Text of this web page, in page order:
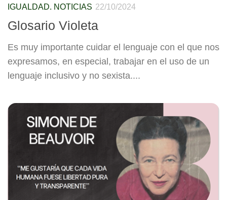
IGUALDAD. NOTICIAS 22/10/2024
Glosario Violeta
Es muy importante cuidar el lenguaje con el que nos
expresamos, en especial, trabajar en el uso de un
lenguaje inclusivo y no sexista....